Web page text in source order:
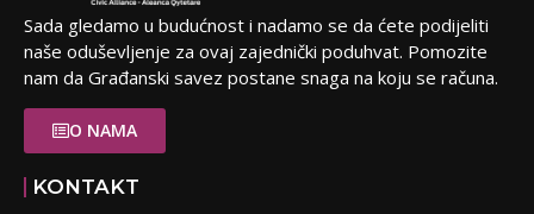
Sada gledamo u budućnost i nadamo se da ćete podijeliti
naše oduševljenje za ovaj zajednički poduhvat. Pomozite
nam da Građanski savez postane snaga na koju se računa.
O NAMA
KONTAKT